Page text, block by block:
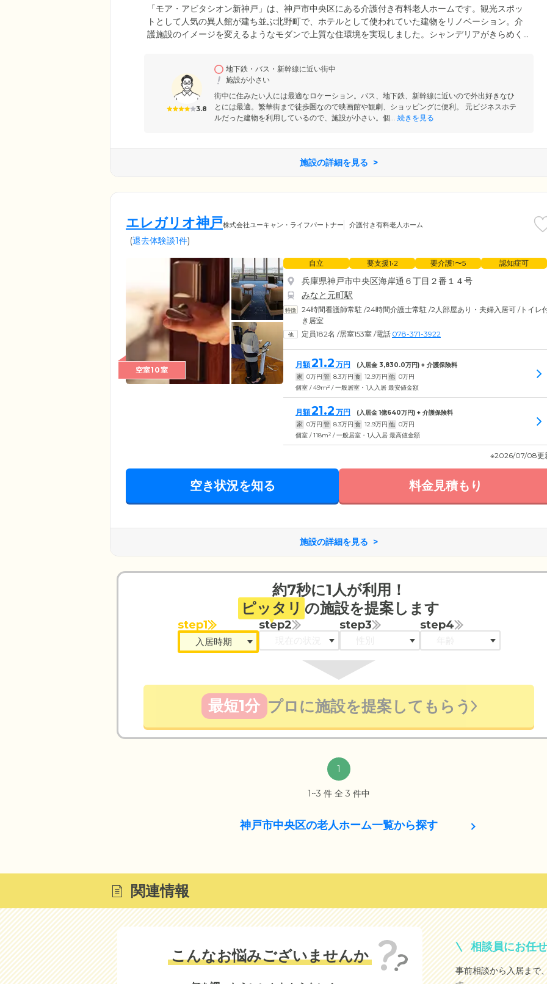
「モア・アビタシオン新神戸」は、神戸市中央区にある介護付き有料老人ホームです。観光スポッ
トとして人気の異人館が建ち並ぶ北野町で、ホテルとして使われていた建物をリノベーション。介
護施設のイメージを変えるようなモダンで上質な住環境を実現しました。シャンデリアがきらめく
に出かけたりと、悠々自適な毎日をお過ごしください。また当ホームは、地下鉄「新神戸」駅より
徒歩2分と抜群のアクセス。ご家族様のご来訪にも便利な立地です。
3.8
地下鉄・バス・新幹線に近い街中
施設が小さい
街中に住みたい人には最適なロケーション。バス、地下鉄、新幹線に近いので外出好きなひ
とには最適。繁華街まで徒歩圏なので映画館や観劇、ショッピングに便利。 元ビジネスホテ
ルだった建物を利用しているので、施設が小さい。個...
続きを見る
施設の詳細を見る
エレガリオ神戸株式会社ユーキャン・ライフパートナー 介護付き有料老人ホーム
(退去体験談1件)
空室10室
自立 要支援1•2 要介護1〜5 認知症可
兵庫県神戸市中央区海岸通６丁目２番１４号
みなと元町駅
24時間看護師常駐 /24時間介護士常駐 /2人部屋あり・夫婦入居可 /トイレ
き居室
定員182名 /居室153室 /電話 078-371-3922
月額21.2 万円 (入居金 3,830.0万円) + 介護保険料
家 0万円 管 8.3万円 食 12.9万円 他 0万円
個室 / 49m2 / 一般居室・1人入居 最安値金額
月額21.2 万円 (入居金1億640万円) + 介護保険料
家 0万円 管 8.3万円 食 12.9万円 他 0万円
個室 / 118m2 / 一般居室・1人入居 最高値金額
※2026/07/08更
空き状況を知る 料金見積もり
施設の詳細を見る
約7秒に1人が利用！
ピッタリ の施設を提案します
step1 step2 step3 step4
最短1分 プロに施設を提案してもらう
1
1~3 件 全 3 件中
神戸市中央区の老人ホーム一覧から探す
関連情報
こんなお悩みございませんか 相談員にお任
事前相談から入居まで